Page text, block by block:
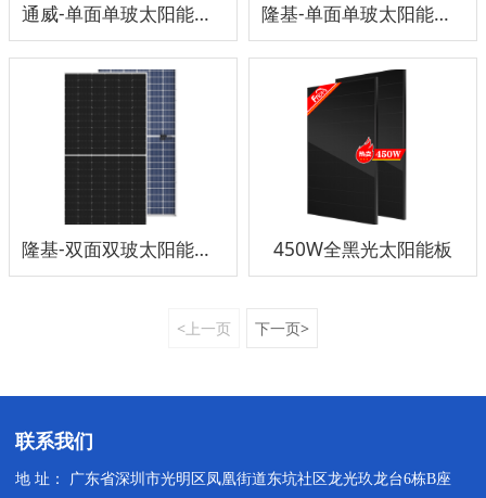
通威-单面单玻太阳能板555W 隆基-单面单玻太阳能板540-560W
隆基-双面双玻太阳能板535-555W 450W全黑光太阳能板
<上一页 下一页>
联系我们
地 址： 广东省深圳市光明区凤凰街道东坑社区龙光玖龙台6栋B座